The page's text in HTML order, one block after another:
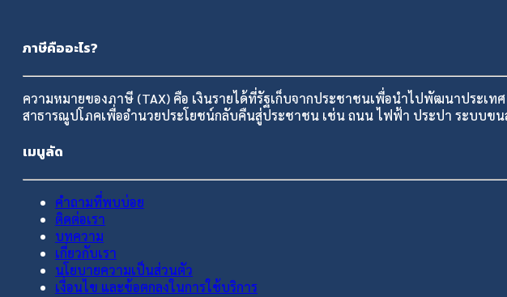
ภาษีคืออะไร?
ความหมายของภาษี (TAX) คือ เงินรายได้ที่รัฐเก็บจากประชาชนเพื่อนำไปพัฒนาประเ
สาธารณูปโภคเพื่ออำนวยประโยชน์กลับคืนสู่ประชาชน เช่น ถนน ไฟฟ้า ประปา ระบบข
เมนูลัด
คำถามที่พบบ่อย
ติดต่อเรา
บทความ
เกี่ยวกับเรา
นโยบายความเป็นส่วนตัว
เงื่อนไข และข้อตกลงในการใช้บริการ